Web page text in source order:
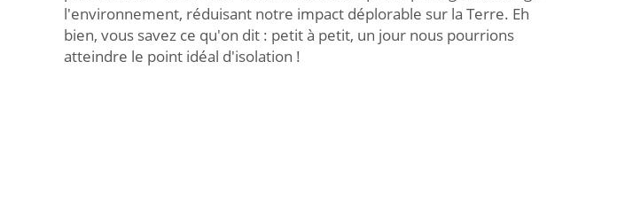
l'environnement, réduisant notre impact déplorable sur la Terre. Eh
bien, vous savez ce qu'on dit : petit à petit, un jour nous pourrions
atteindre le point idéal d'isolation !